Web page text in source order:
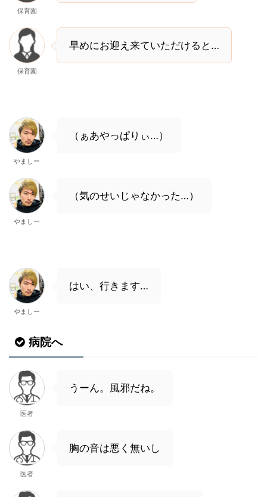
保育園
保育園
早めにお迎え来ていただけると…
やましー
（ぁあやっぱりぃ…）
やましー
（気のせいじゃなかった…）
やましー
はい、行きます…
病院へ
医者
うーん。風邪だね。
医者
胸の音は悪く無いし